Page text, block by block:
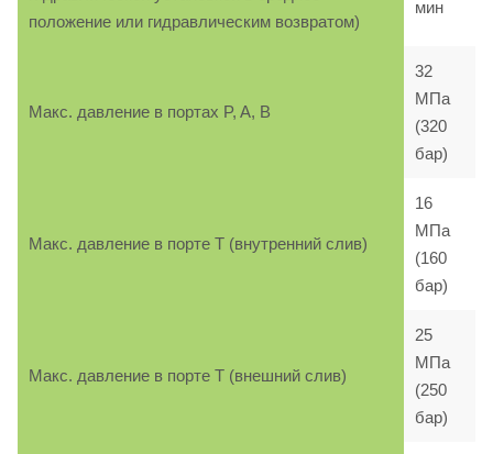
положение или гидравлическим возвратом)
мин
Макс. давление в портах P, A, B
32
МПа
(320
бар)
Макс. давление в порте T (внутренний слив)
16
МПа
(160
бар)
Макс. давление в порте T (внешний слив)
25
МПа
(250
бар)